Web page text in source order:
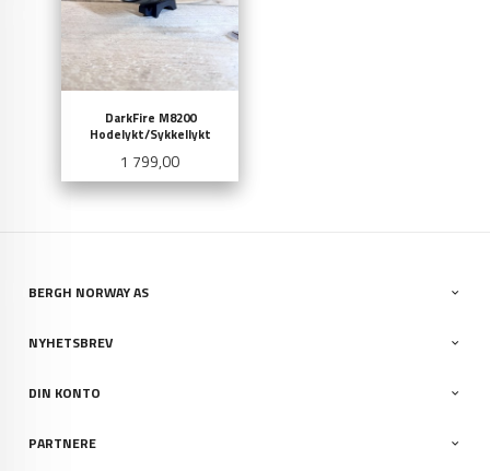
DarkFire M8200
Hodelykt/Sykkellykt
Pris
1 799,00
BERGH NORWAY AS
NYHETSBREV
DIN KONTO
PARTNERE